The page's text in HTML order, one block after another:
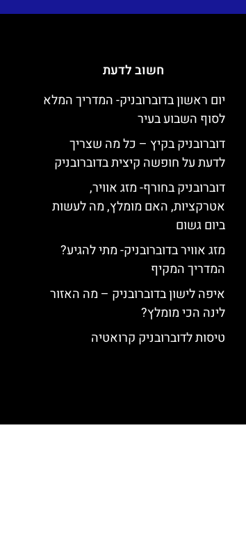
חשוב לדעת
יום ראשון בדוברובניק- המדריך המלא
לסוף השבוע בעיר
דוברובניק בקיץ – כל מה שצריך
לדעת על חופשה קיצית בדוברובניק
דוברובניק בחורף- מזג אוויר,
אטרקציות, האם מומלץ, מה לעשות
ביום גשום
מזג אוויר בדוברובניק- מתי להגיע?
המדריך המקיף
איפה לישון בדוברובניק – מה האזור
לינה הכי מומלץ?
טיסות לדוברובניק קרואטיה